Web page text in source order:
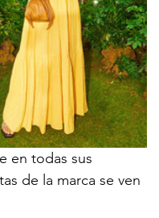
en todas sus
de la marca se ven